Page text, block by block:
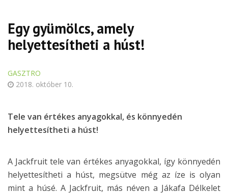
Egy gyümölcs, amely
helyettesítheti a húst!
GASZTRO
2018. október 10.
Tele van értékes anyagokkal, és könnyedén
helyettesítheti a húst!
A Jackfruit tele van értékes anyagokkal, így könnyedén
helyettesítheti a húst, megsütve még az íze is olyan
mint a húsé. A Jackfruit, más néven a Jákafa Délkelet